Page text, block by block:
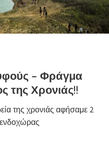
– Φράγμα
της Χρονιάς!!
της χρονιάς αφήσαμε 2
ενδοχώρας